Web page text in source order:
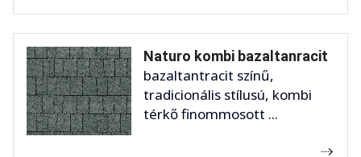
Naturo kombi bazaltanracit
bazaltantracit színű,
tradicionális stílusú, kombi
térkő finommosott ...